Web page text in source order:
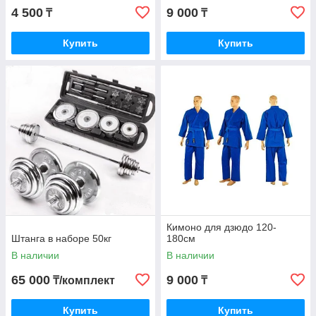
4 500 ₸
Купить
9 000 ₸
Купить
Штанга в наборе 50кг
В наличии
65 000 ₸/комплект
Купить
Кимоно для дзюдо 120-
180см
В наличии
9 000 ₸
Купить